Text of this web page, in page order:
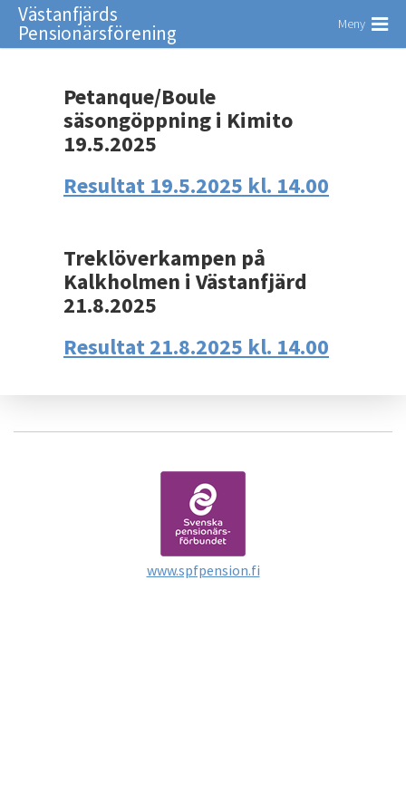
Västanfjärds
Pensionärsförening Meny
Petanque/Boule
säsongöppning i Kimito
19.5.2025
Resultat 19.5.2025 kl. 14.00
Treklöverkampen på
Kalkholmen i Västanfjärd
21.8.2025
Resultat 21.8.2025 kl. 14.00
www.spfpension.fi